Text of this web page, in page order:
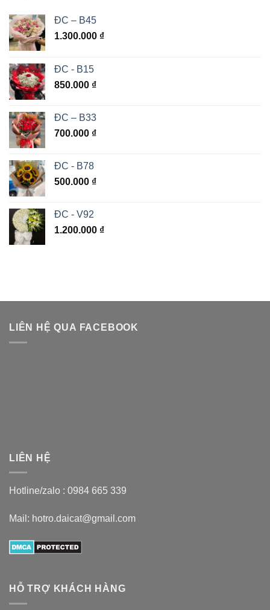
ĐC – B45
1.300.000 ₫
ĐC - B15
850.000 ₫
ĐC – B33
700.000 ₫
ĐC - B78
500.000 ₫
ĐC - V92
1.200.000 ₫
LIÊN HỆ QUA FACEBOOK
LIÊN HỆ
Hotline/zalo : 0984 665 339
Mail: hotro.daicat@gmail.com
HỖ TRỢ KHÁCH HÀNG